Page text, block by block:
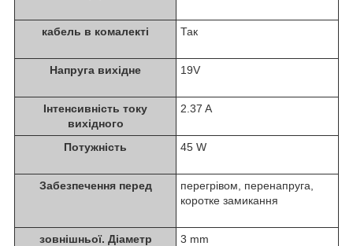
кабель в комалекті Так
Напруга вихідне 19V
Інтенсивність току
вихідного
2.37 A
Потужність 45 W
Забезпечення перед
перегрівом, перенапруга,
коротке замикання
зовнішньої. Діаметр
3 mm